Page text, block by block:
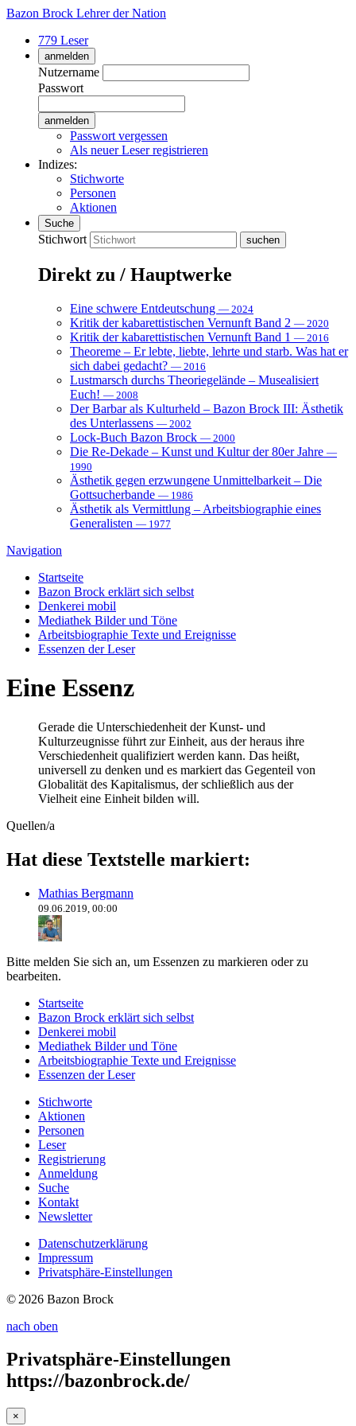
Bazon Brock Lehrer der Nation
779 Leser
anmelden
Nutzername
Passwort
Passwort vergessen
Als neuer Leser registrieren
Indizes:
Stichworte
Personen
Aktionen
Suche
Stichwort
Direkt zu / Hauptwerke
Eine schwere Entdeutschung — 2024
Kritik der kabarettistischen Vernunft Band 2 — 2020
Kritik der kabarettistischen Vernunft Band 1 — 2016
Theoreme – Er lebte, liebte, lehrte und starb. Was hat er
sich dabei gedacht? — 2016
Lustmarsch durchs Theoriegelände – Musealisiert
Euch! — 2008
Der Barbar als Kulturheld – Bazon Brock III: Ästhetik
des Unterlassens — 2002
Lock-Buch Bazon Brock — 2000
Die Re-Dekade – Kunst und Kultur der 80er Jahre —
1990
Ästhetik gegen erzwungene Unmittelbarkeit – Die
Gottsucherbande — 1986
Ästhetik als Vermittlung – Arbeitsbiographie eines
Generalisten — 1977
Navigation
Startseite
Bazon Brock erklärt sich selbst
Denkerei mobil
Mediathek Bilder und Töne
Arbeitsbiographie Texte und Ereignisse
Essenzen der Leser
Eine Essenz
Gerade die Unterschiedenheit der Kunst- und
Kulturzeugnisse führt zur Einheit, aus der heraus ihre
Verschiedenheit qualifiziert werden kann. Das heißt,
universell zu denken und es markiert das Gegenteil von
Globalität des Kapitalismus, der schließlich aus der
Vielheit eine Einheit bilden will.
Quellen/a
Hat diese Textstelle markiert:
Mathias Bergmann
09.06.2019, 00:00
Bitte melden Sie sich an, um Essenzen zu markieren oder zu
bearbeiten.
Startseite
Bazon Brock erklärt sich selbst
Denkerei mobil
Mediathek Bilder und Töne
Arbeitsbiographie Texte und Ereignisse
Essenzen der Leser
Stichworte
Aktionen
Personen
Leser
Registrierung
Anmeldung
Suche
Kontakt
Newsletter
Datenschutzerklärung
Impressum
Privatsphäre-Einstellungen
© 2026 Bazon Brock
nach oben
Privatsphäre-Einstellungen
https://bazonbrock.de/
×